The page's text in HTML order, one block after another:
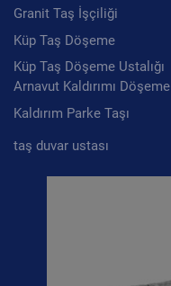
Granit Taş İşçiliği
Küp Taş Döşeme
Küp Taş Döşeme Ustalığı
Arnavut Kaldırımı Döşeme
Kaldırım Parke Taşı
taş duvar ustası